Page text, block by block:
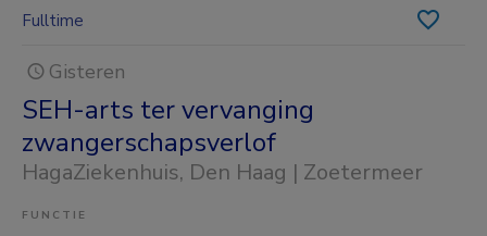
Fulltime
Gisteren
SEH-arts ter vervanging
zwangerschapsverlof
HagaZiekenhuis, Den Haag | Zoetermeer
FUNCTIE